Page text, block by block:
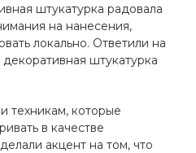
штукатурка радовала
на нанесения,
локально. Ответили на
штукатурка
техникам, которые
в качестве
акцент на том, что